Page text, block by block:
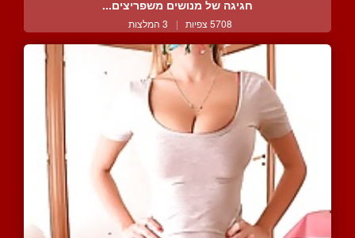
חגיגה של מנושים משפריצים...
5708 צפיות | 3 המלצות